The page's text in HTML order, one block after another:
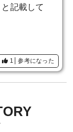
記載して
そうで
、カーデ
部閉めて
1 参考になった